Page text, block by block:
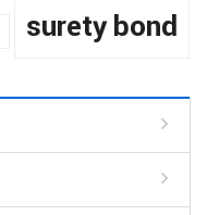
surety bond